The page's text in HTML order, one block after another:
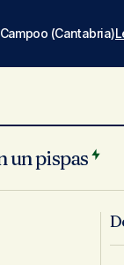
(Cantabria)
un pispas